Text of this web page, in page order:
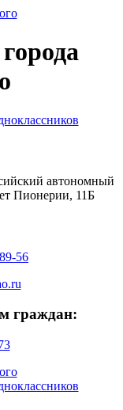
автономный
Пионерии, 11Б
56
граждан: